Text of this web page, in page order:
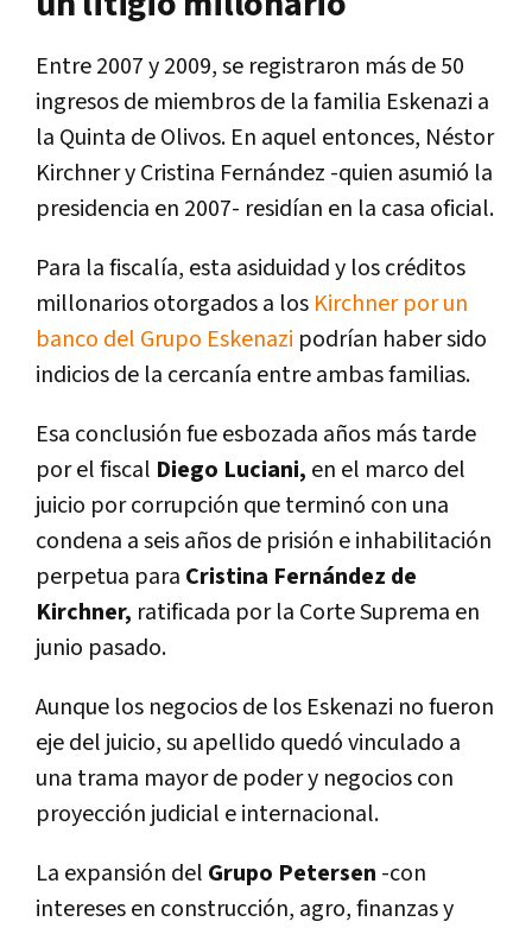
Entre 2007 y 2009,se registraron más de 50
ingresos de miembros de la familia Eskenazi a
la Quinta de Olivos. En aquel entonces, Néstor
Kirchner y Cristina Fernández -quien asumió la
presidencia en 2007- residían en la casa oficial.
Para la fiscalía, esta asiduidad y los créditos
millonarios otorgados a los Kirchner por un
banco del Grupo Eskenazi podrían haber sido
indicios de la cercanía entre ambas familias.
Esa conclusión fue esbozada años más tarde
por el fiscal Diego Luciani, en el marco del
juicio por corrupción que terminó con una
condena a seis años de prisión e inhabilitación
perpetua para Cristina Fernández de
Kirchner, ratificada por la Corte Suprema en
junio pasado.
Aunque los negocios de los Eskenazi no fueron
eje del juicio, su apellido quedó vinculado a
una trama mayor de poder y negocios con
proyección judicial e internacional.
La expansión del Grupo Petersen -con
intereses en construcción, agro, finanzas y